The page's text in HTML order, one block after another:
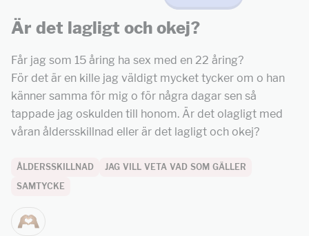
Är det lagligt och okej?
Får jag som 15 åring ha sex med en 22 åring?
För det är en kille jag väldigt mycket tycker om o han
känner samma för mig o för några dagar sen så
tappade jag oskulden till honom. Är det olagligt med
våran åldersskillnad eller är det lagligt och okej?
ÅLDERSSKILLNAD
JAG VILL VETA VAD SOM GÄLLER
SAMTYCKE